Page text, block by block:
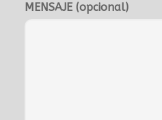
MENSAJE (opcional)